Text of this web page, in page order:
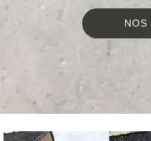
NOS